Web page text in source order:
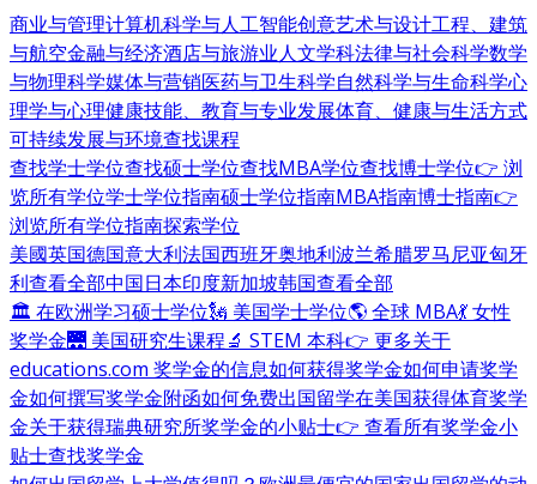
商业与管理计算机科学与人工智能创意艺术与设计工程、建筑
与航空金融与经济酒店与旅游业人文学科法律与社会科学数学
与物理科学媒体与营销医药与卫生科学自然科学与生命科学心
理学与心理健康技能、教育与专业发展体育、健康与生活方式
可持续发展与环境查找课程
查找学士学位查找硕士学位查找MBA学位查找博士学位👉 浏
览所有学位学士学位指南硕士学位指南MBA指南博士指南👉
浏览所有学位指南探索学位
美國英国德国意大利法国西班牙奥地利波兰希腊罗马尼亚匈牙
利查看全部中国日本印度新加坡韩国查看全部
🏛 在欧洲学习硕士学位🗽 美国学士学位🌎 全球 MBA💃 女性
奖学金🌉 美国研究生课程🔬 STEM 本科👉 更多关于
educations.com 奖学金的信息如何获得奖学金如何申请奖学
金如何撰写奖学金附函如何免费出国留学在美国获得体育奖学
金关于获得瑞典研究所奖学金的小贴士👉 查看所有奖学金小
贴士查找奖学金